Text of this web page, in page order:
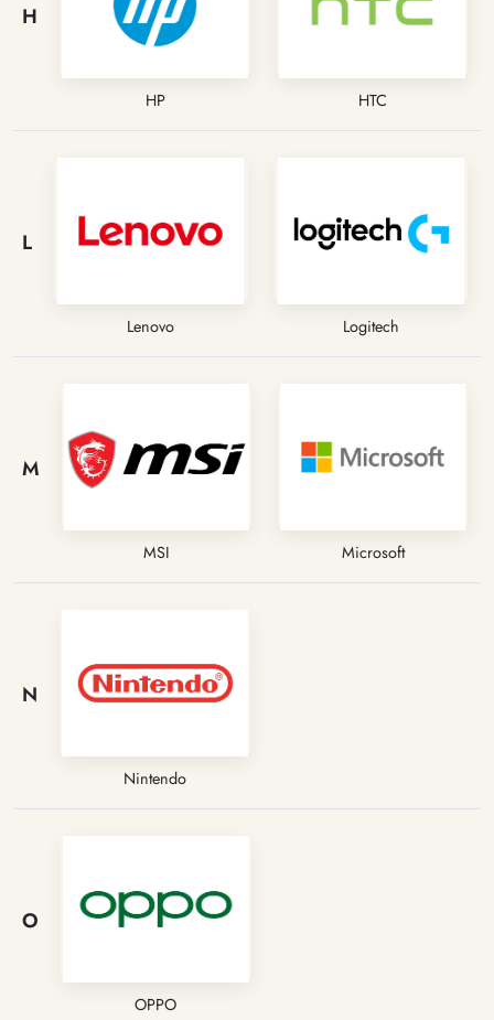
H
HP HTC
L
Lenovo Logitech
M
MSI Microsoft
N
Nintendo
O
OPPO